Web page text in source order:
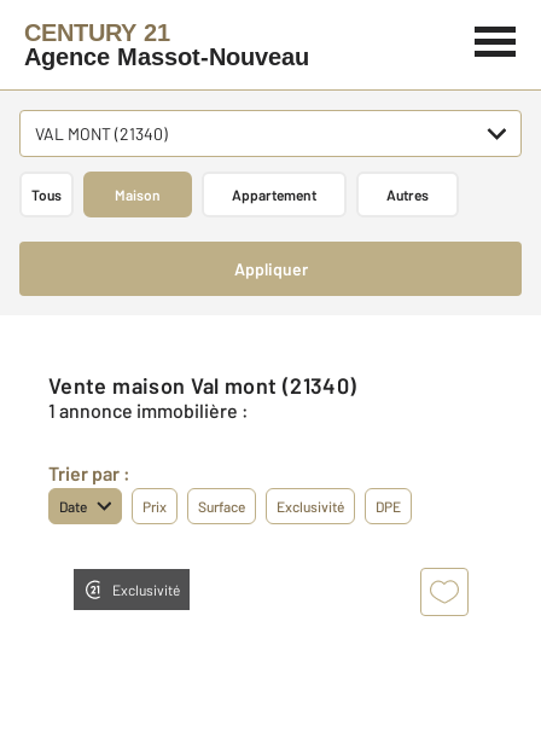
CENTURY 21
Agence Massot-Nouveau
VAL MONT (21340)
Tous Maison Appartement Autres
Appliquer
Vente maison Val mont (21340)
1 annonce immobilière :
Trier par :
Date Prix Surface Exclusivité DPE
Exclusivité